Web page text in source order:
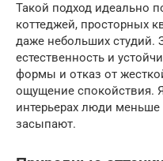
Такой подход идеально
коттеджей, просторных
даже небольших студий.
естественность и
формы и отказ от
ощущение спокойствия.
интерьерах люди меньше
засыпают.